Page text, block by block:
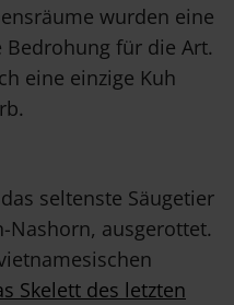
wurden eine
für die Art.
eine einzige Kuh
seltenste Säugetier
Nashorn, ausgerottet.
Skelett des letzten